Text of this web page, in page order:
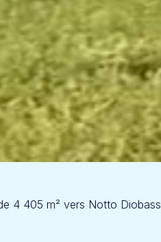
4 405 m² vers Notto Diobass